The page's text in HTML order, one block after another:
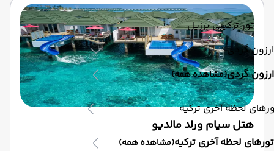
تور ترکیبی برزیل
ارزون گردی
ارزون گردی(مشاهده همه)
لحظه آخری ترکیه
تورهای لحظه آخری ترکیه(مشاهده همه)
هتل سیام ورلد مالدیو